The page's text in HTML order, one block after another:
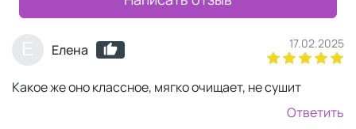
Елена 17.02.2025
Какое же оно классное, мягко очищает, не сушит
Ответить